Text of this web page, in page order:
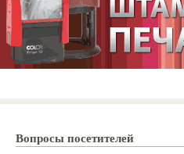
Вопросы посетителей